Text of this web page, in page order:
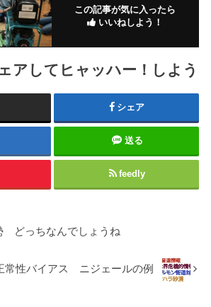
この記事が気に入ったら
いいねしよう！
アしてヒャッハー！しよう
シェア
送る
feedly
どっちなんでしょうね
常性バイアス ニジェールの例